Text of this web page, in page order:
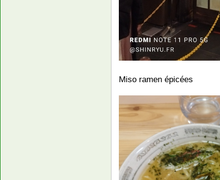
Miso ramen épicées